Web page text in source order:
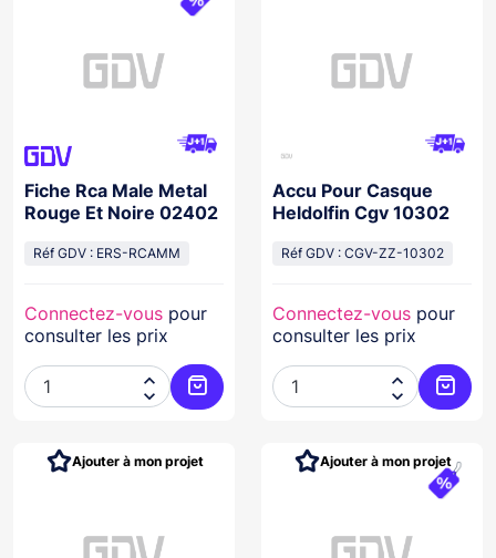
Fiche Rca Male Metal
Rouge Et Noire 02402
Réf GDV : ERS-RCAMM
Connectez-vous pour
consulter les prix


Ajouter au panier
Accu Pour Casque
Heldolfin Cgv 10302
Réf GDV : CGV-ZZ-10302
Connectez-vous pour
consulter les prix


Ajouter à mon projet Ajouter à mon projet